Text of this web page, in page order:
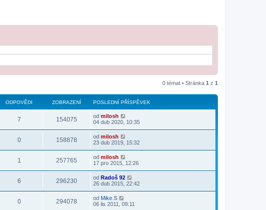
0 témat • Stránka 1 z 1
ODPOVĚDI ZOBRAZENÍ POSLEDNÍ PŘÍSPĚVEK
7 154075 od milosh
04 dub 2020, 10:35
0 158878 od milosh
23 dub 2019, 15:32
1 257765 od milosh
17 pro 2015, 12:26
6 296230 od Radoš 92
26 dub 2015, 22:42
0 294078 od Mike.S
06 lis 2011, 09:11